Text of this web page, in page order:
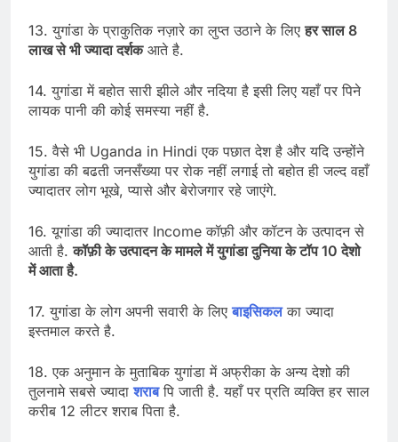
13. युगांडा के प्राकुतिक नज़ारे का लुप्त उठाने के लिएहर साल 8
लाख से भी ज्यादा दर्शकआते है.
14. युगांडा में बहोत सारी झीले और नदिया है इसी लिए यहाँ पर पिने
लायक पानी की कोई समस्या नहीं है.
15. वैसे भी Uganda in Hindi एक पछात देश है और यदि उन्होंने
युगांडा की बढती जनसँख्या पर रोक नहीं लगाई तो बहोत ही जल्द वहाँ
ज्यादातर लोग भूखे, प्यासे और बेरोजगार रहे जाएंगे.
16. यूगांडा की ज्यादातर Income कॉफ़ी और कॉटन के उत्पादन से
आती है.कॉफ़ी के उत्पादन के मामले में युगांडा दुनिया के टॉप 10 देशो
में आता है.
17. युगांडा के लोग अपनी सवारी के लिएबाइसिकलका ज्यादा
इस्तमाल करते है.
18. एक अनुमान के मुताबिक युगांडा में अफ्रीका के अन्य देशो की
तुलनामे सबसे ज्यादाशराबपि जाती है. यहाँ पर प्रति व्यक्ति हर साल
करीब 12 लीटर शराब पिता है.